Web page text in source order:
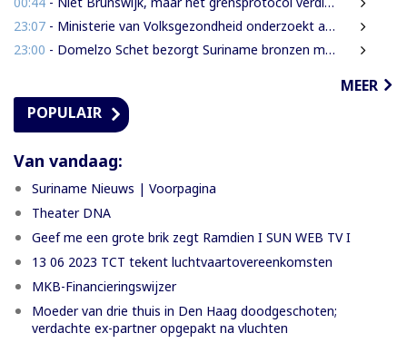
23:07 - Ministerie van Volksgezondheid onderzoekt aanbieders van onbewezen middelen tegen nierfalen
23:00 - Domelzo Schet bezorgt Suriname bronzen medaille op CAC-Spelen
MEER
POPULAIR
Van vandaag:
Suriname Nieuws | Voorpagina
Theater DNA
Geef me een grote brik zegt Ramdien I SUN WEB TV I
13 06 2023 TCT tekent luchtvaartovereenkomsten
MKB-Financieringswijzer
Moeder van drie thuis in Den Haag doodgeschoten;
verdachte ex-partner opgepakt na vluchten